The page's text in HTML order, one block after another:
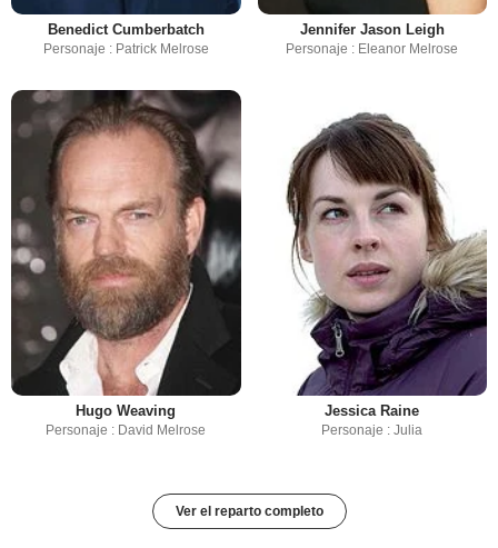
Benedict Cumberbatch
Personaje : Patrick Melrose
Jennifer Jason Leigh
Personaje : Eleanor Melrose
Hugo Weaving
Personaje : David Melrose
Jessica Raine
Personaje : Julia
Ver el reparto completo